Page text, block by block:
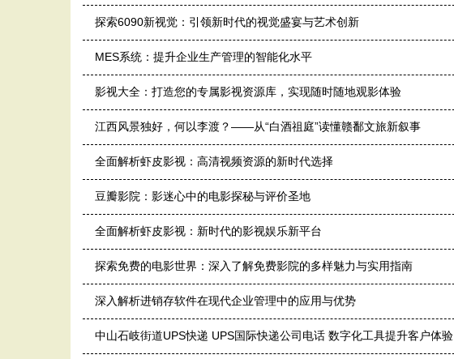
探索6090新视觉：引领新时代的视觉盛宴与艺术创新
MES系统：提升企业生产管理的智能化水平
影视大全：打造您的专属影视资源库，实现随时随地观影体验
江西风景独好，何以李渡？——从“白酒祖庭”读懂赣鄱文旅新叙事
全面解析虾皮影视：高清视频资源的新时代选择
豆瓣影院：影迷心中的电影探秘与评价圣地
全面解析虾皮影视：新时代的影视娱乐新平台
探索免费的电影世界：深入了解免费影院的多样魅力与实用指南
深入解析进销存软件在现代企业管理中的应用与优势
中山石岐街道UPS快递 UPS国际快递公司电话 数字化工具提升客户体验